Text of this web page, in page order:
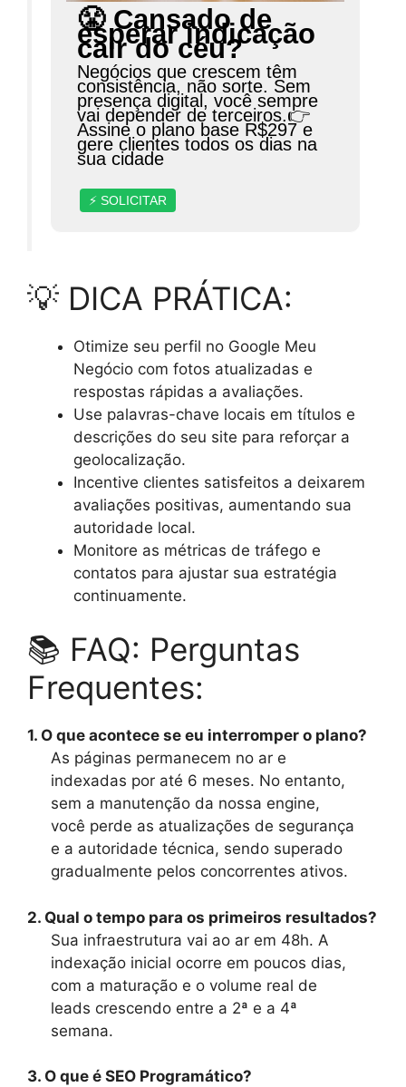
😤 Cansado de
esperar indicação
cair do céu?
Negócios que crescem têm
consistência, não sorte. Sem
presença digital, você sempre
vai depender de terceiros.👉
Assine o plano base R$297 e
gere clientes todos os dias na
sua cidade
⚡ SOLICITAR
💡 DICA PRÁTICA:
Otimize seu perfil no Google Meu
Negócio com fotos atualizadas e
respostas rápidas a avaliações.
Use palavras-chave locais em títulos e
descrições do seu site para reforçar a
geolocalização.
Incentive clientes satisfeitos a deixarem
avaliações positivas, aumentando sua
autoridade local.
Monitore as métricas de tráfego e
contatos para ajustar sua estratégia
continuamente.
📚 FAQ: Perguntas
Frequentes:
1. O que acontece se eu interromper o plano?
As páginas permanecem no ar e
indexadas por até 6 meses. No entanto,
sem a manutenção da nossa engine,
você perde as atualizações de segurança
e a autoridade técnica, sendo superado
gradualmente pelos concorrentes ativos.
2. Qual o tempo para os primeiros resultados?
Sua infraestrutura vai ao ar em 48h. A
indexação inicial ocorre em poucos dias,
com a maturação e o volume real de
leads crescendo entre a 2ª e a 4ª
semana.
3. O que é SEO Programático?